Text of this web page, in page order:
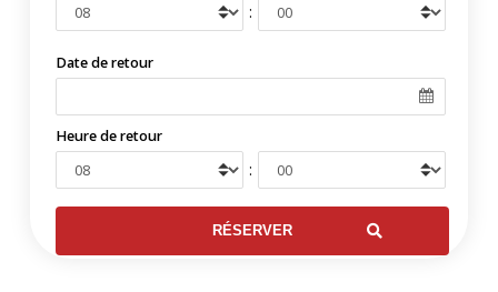
:
Date de retour
Heure de retour
: